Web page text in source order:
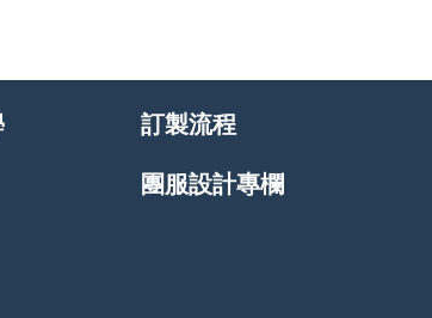
訂製流程
團服設計專欄